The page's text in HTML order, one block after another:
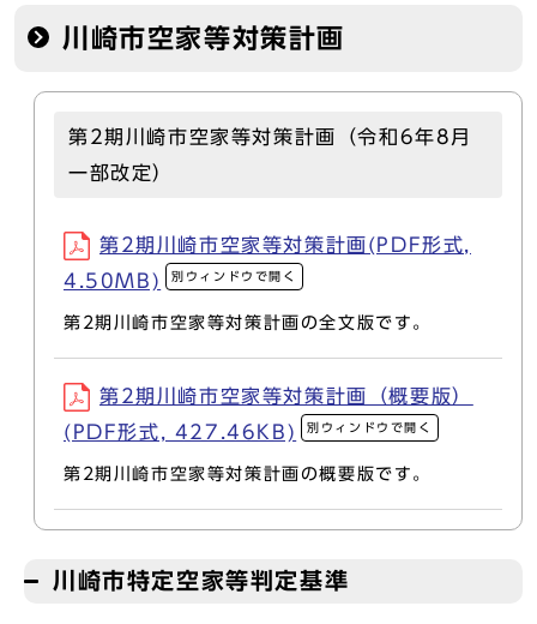
川崎市空家等対策計画
第2期川崎市空家等対策計画（令和6年8月
一部改定）
第2期川崎市空家等対策計画(PDF形式,
4.50MB)
別ウィンドウで開く
第2期川崎市空家等対策計画の全文版です。
第2期川崎市空家等対策計画（概要版）
(PDF形式, 427.46KB)
別ウィンドウで開く
第2期川崎市空家等対策計画の概要版です。
川崎市特定空家等判定基準